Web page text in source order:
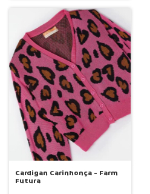
Cardigan Carinhonça - Farm
Futura